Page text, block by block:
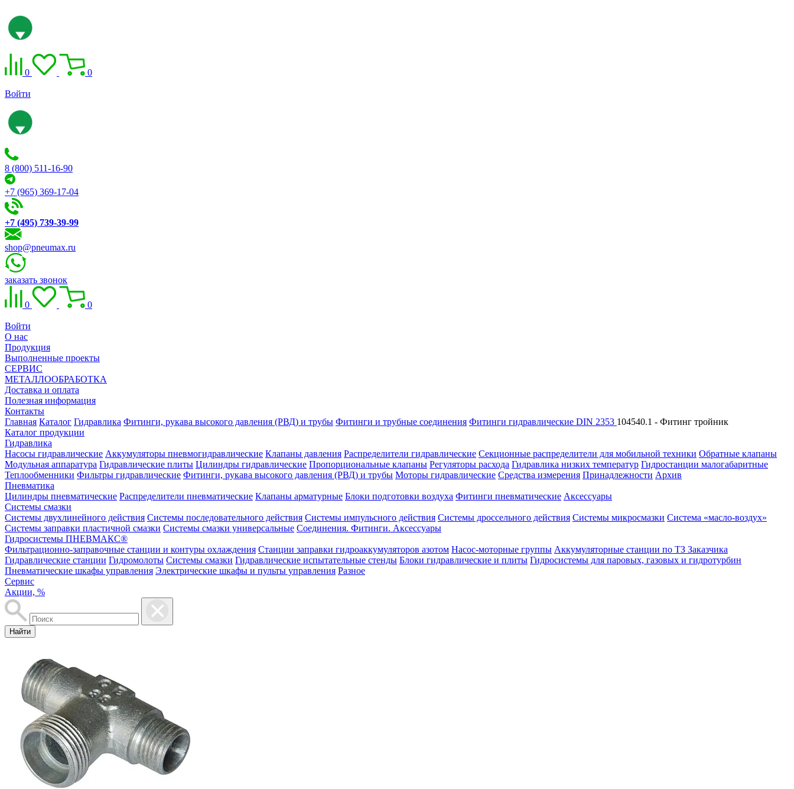
0 0
Войти
8 (800) 511-16-90
+7 (965) 369-17-04
+7 (495) 739-39-99
shop@pneumax.ru
заказать звонок
0 0
Войти
О нас
Продукция
Выполненные проекты
СЕРВИС
МЕТАЛЛООБРАБОТКА
Доставка и оплата
Полезная информация
Контакты
Главная Каталог Гидравлика Фитинги, рукава высокого давления (РВД) и трубы Фитинги и трубные соединения Фитинги гидравлические DIN 2353 104540.1 - Фитинг тройник
Каталог продукции
Гидравлика
Насосы гидравлические Аккумуляторы пневмогидравлические Клапаны давления Распределители гидравлические Секционные распределители для мобильной техники Обратные клапаны
Модульная аппаратура Гидравлические плиты Цилиндры гидравлические Пропорциональные клапаны Регуляторы расхода Гидравлика низких температур Гидростанции малогабаритные
Теплообменники Фильтры гидравлические Фитинги, рукава высокого давления (РВД) и трубы Моторы гидравлические Средства измерения Принадлежности Архив
Пневматика
Цилиндры пневматические Распределители пневматические Клапаны арматурные Блоки подготовки воздуха Фитинги пневматические Аксессуары
Системы смазки
Системы двухлинейного действия Системы последовательного действия Системы импульсного действия Системы дроссельного действия Системы микросмазки Система «масло-воздух»
Системы заправки пластичной смазки Системы смазки универсальные Соединения. Фитинги. Аксессуары
Гидросистемы ПНЕВМАКС®
Фильтрационно-заправочные станции и контуры охлаждения Станции заправки гидроаккумуляторов азотом Насос-моторные группы Аккумуляторные станции по ТЗ Заказчика
Гидравлические станции Гидромолоты Системы смазки Гидравлические испытательные стенды Блоки гидравлические и плиты Гидросистемы для паровых, газовых и гидротурбин
Пневматические шкафы управления Электрические шкафы и пульты управления Разное
Сервис
Акции, %
Найти